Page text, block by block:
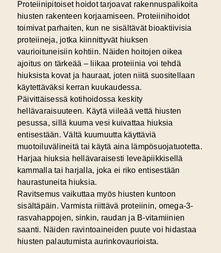
Proteiinipitoiset hoidot tarjoavat rakennuspalikoita
hiusten rakenteen korjaamiseen. Proteiinihoidot
toimivat parhaiten, kun ne sisältävät bioaktiivisia
proteiineja, jotka kiinnittyvät hiuksen
vaurioituneisiin kohtiin. Näiden hoitojen oikea
ajoitus on tärkeää – liikaa proteiinia voi tehdä
hiuksista kovat ja hauraat, joten niitä suositellaan
käytettäväksi kerran kuukaudessa.
Päivittäisessä kotihoidossa keskity
hellävaraisuuteen. Käytä viileää vettä hiusten
pesussa, sillä kuuma vesi kuivattaa hiuksia
entisestään. Vältä kuumuutta käyttäviä
muotoiluvälineitä tai käytä aina lämpösuojatuotetta.
Harjaa hiuksia hellävaraisesti leveäpiikkisellä
kammalla tai harjalla, joka ei riko entisestään
haurastuneita hiuksia.
Ravitsemus vaikuttaa myös hiusten kuntoon
sisältäpäin. Varmista riittävä proteiinin, omega-3-
rasvahappojen, sinkin, raudan ja B-vitamiinien
saanti. Näiden ravintoaineiden puute voi hidastaa
hiusten palautumista aurinkovaurioista.